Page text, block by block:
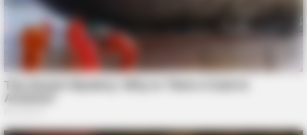
BRAINBERRIES
The Chapel Of Sound Amphitheater - Architectural Marvels